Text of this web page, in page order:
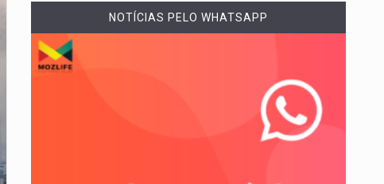
NOTÍCIAS PELO WHATSAPP